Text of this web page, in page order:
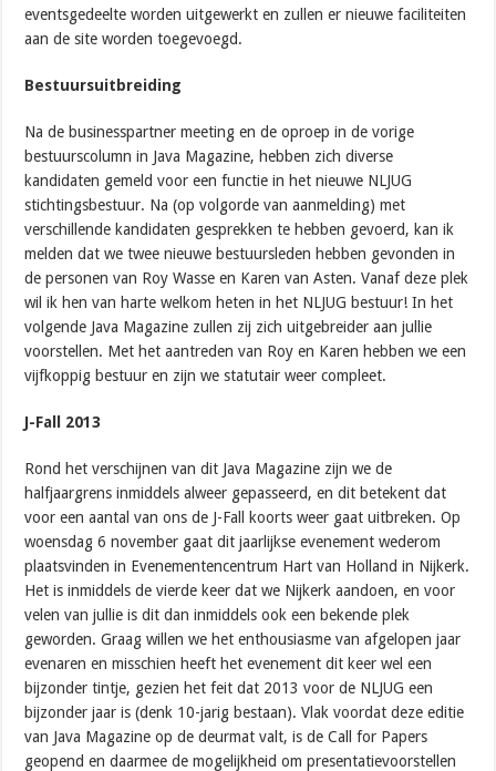
eventsgedeelte worden uitgewerkt en zullen er nieuwe faciliteiten
aan de site worden toegevoegd.
Bestuursuitbreiding
Na de businesspartner meeting en de oproep in de vorige
bestuurscolumn in Java Magazine, hebben zich diverse
kandidaten gemeld voor een functie in het nieuwe NLJUG
stichtingsbestuur. Na (op volgorde van aanmelding) met
verschillende kandidaten gesprekken te hebben gevoerd, kan ik
melden dat we twee nieuwe bestuursleden hebben gevonden in
de personen van Roy Wasse en Karen van Asten. Vanaf deze plek
wil ik hen van harte welkom heten in het NLJUG bestuur! In het
volgende Java Magazine zullen zij zich uitgebreider aan jullie
voorstellen. Met het aantreden van Roy en Karen hebben we een
vijfkoppig bestuur en zijn we statutair weer compleet.
J-Fall 2013
Rond het verschijnen van dit Java Magazine zijn we de
halfjaargrens inmiddels alweer gepasseerd, en dit betekent dat
voor een aantal van ons de J-Fall koorts weer gaat uitbreken. Op
woensdag 6 november gaat dit jaarlijkse evenement wederom
plaatsvinden in Evenementencentrum Hart van Holland in Nijkerk.
Het is inmiddels de vierde keer dat we Nijkerk aandoen, en voor
velen van jullie is dit dan inmiddels ook een bekende plek
geworden. Graag willen we het enthousiasme van afgelopen jaar
evenaren en misschien heeft het evenement dit keer wel een
bijzonder tintje, gezien het feit dat 2013 voor de NLJUG een
bijzonder jaar is (denk 10-jarig bestaan). Vlak voordat deze editie
van Java Magazine op de deurmat valt, is de Call for Papers
geopend en daarmee de mogelijkheid om presentatievoorstellen